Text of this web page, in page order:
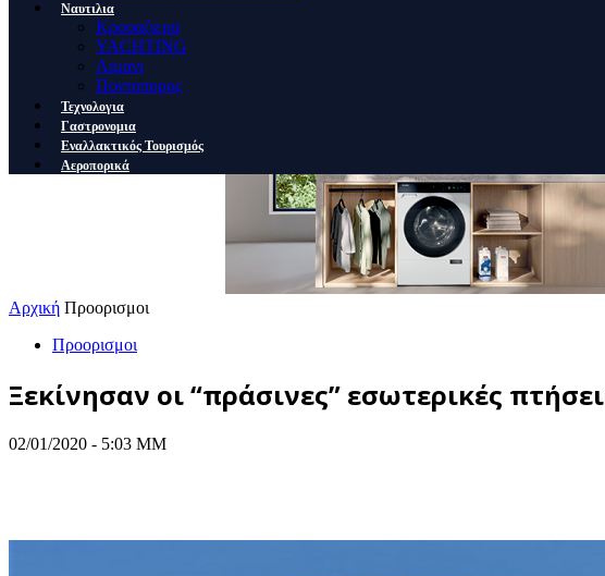
Ναυτιλια
Κρουαζιερα
YACHTING
Λιμανι
Ποντοπορος
Τεχνολογια
Γαστρονομια
Εναλλακτικός Τουρισμός
Αεροπορικά
Αρχική Προορισμοι
Προορισμοι
Ξεκίνησαν οι “πράσινες” εσωτερικές
02/01/2020 - 5:03 ΜΜ